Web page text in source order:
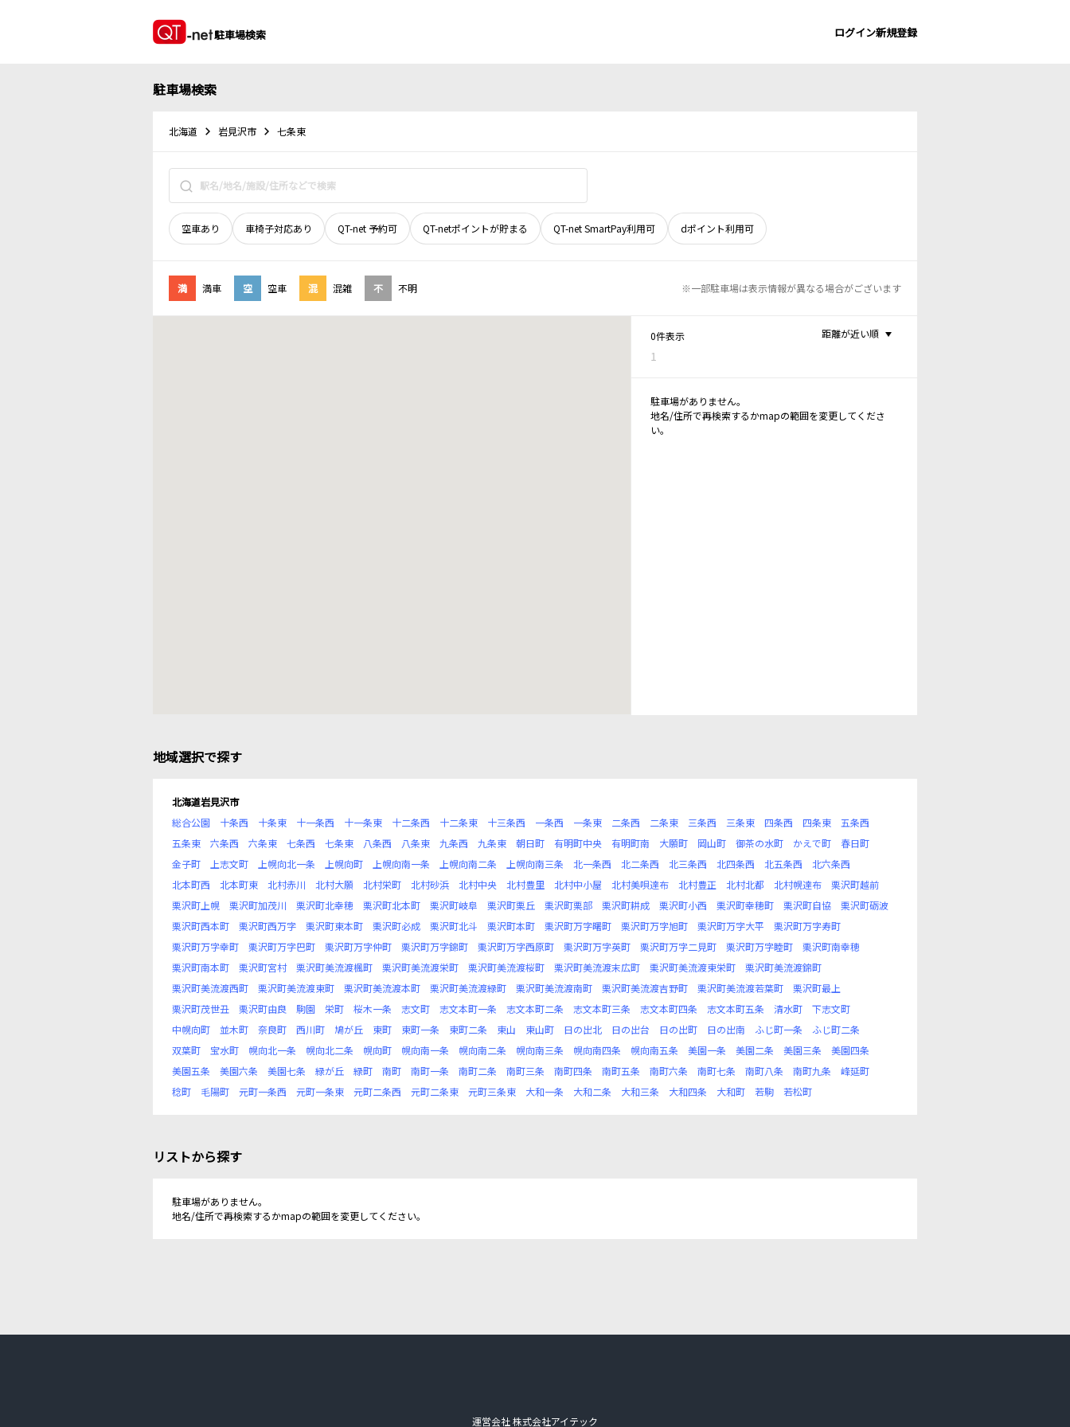
駐車場検索 ログイン新規登録
駐車場検索
北海道 岩見沢市 七条東
空車あり 車椅子対応あり QT-net 予約可 QT-netポイントが貯まる QT-net SmartPay利用可 dポイント利用可
満 満車 空 空車 混 混雑 不 不明 ※一部駐車場は表示情報が異なる場合がございます
0件表示
1
距離が近い順
駐車場がありません。
地名/住所で再検索するかmapの範囲を変更してくださ
い。
地域選択で探す
北海道岩見沢市
総合公園
十条西 十条東 十一条西 十一条東 十二条西 十二条東 十三条西 一条西 一条東 二条西 二条東 三条西 三条東 四条西 四条東
五条西
五条東
六条西 六条東 七条西 七条東 八条西 八条東 九条西 九条東 朝日町 有明町中央 有明町南 大願町 岡山町 御茶の水町 かえで町
春日町
金子町
上志文町 上幌向北一条 上幌向町 上幌向南一条 上幌向南二条 上幌向南三条 北一条西 北二条西 北三条西 北四条西 北五条西
北六条西
北本町西
北本町東 北村赤川 北村大願 北村栄町 北村砂浜 北村中央 北村豊里 北村中小屋 北村美唄達布 北村豊正 北村北都 北村幌達布
栗沢町越前
栗沢町上幌
栗沢町加茂川 栗沢町北幸穂 栗沢町北本町 栗沢町岐阜 栗沢町栗丘 栗沢町栗部 栗沢町耕成 栗沢町小西 栗沢町幸穂町 栗沢町自協
栗沢町砺波
栗沢町西本町
栗沢町西万字 栗沢町東本町 栗沢町必成 栗沢町北斗 栗沢町本町 栗沢町万字曙町 栗沢町万字旭町 栗沢町万字大平
栗沢町万字寿町
栗沢町万字幸町
栗沢町万字巴町 栗沢町万字仲町 栗沢町万字錦町 栗沢町万字西原町 栗沢町万字英町 栗沢町万字二見町 栗沢町万字睦町
栗沢町南幸穂
栗沢町南本町
栗沢町宮村 栗沢町美流渡楓町 栗沢町美流渡栄町 栗沢町美流渡桜町 栗沢町美流渡末広町 栗沢町美流渡東栄町
栗沢町美流渡錦町
栗沢町美流渡西町
栗沢町美流渡東町 栗沢町美流渡本町 栗沢町美流渡緑町 栗沢町美流渡南町 栗沢町美流渡吉野町 栗沢町美流渡若葉町
栗沢町最上
栗沢町茂世丑
栗沢町由良 駒園 栄町 桜木一条 志文町 志文本町一条 志文本町二条 志文本町三条 志文本町四条 志文本町五条 清水町
下志文町
中幌向町
並木町 奈良町 西川町 鳩が丘 東町 東町一条 東町二条 東山 東山町 日の出北 日の出台 日の出町 日の出南 ふじ町一条
ふじ町二条
双葉町
宝水町 幌向北一条 幌向北二条 幌向町 幌向南一条 幌向南二条 幌向南三条 幌向南四条 幌向南五条 美園一条 美園二条 美園三条
美園四条
美園五条
美園六条 美園七条 緑が丘 緑町 南町 南町一条 南町二条 南町三条 南町四条 南町五条 南町六条 南町七条 南町八条 南町九条
峰延町
稔町
毛陽町 元町一条西 元町一条東 元町二条西 元町二条東 元町三条東 大和一条 大和二条 大和三条 大和四条 大和町 若駒 若松町
リストから探す
駐車場がありません。
地名/住所で再検索するかmapの範囲を変更してください。
運営会社 株式会社アイテック